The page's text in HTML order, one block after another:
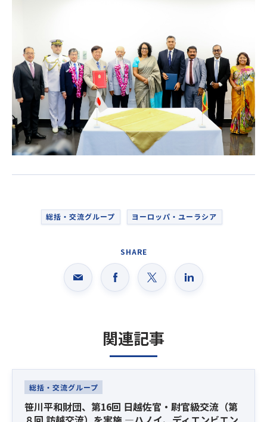
総括・交流グループ ヨーロッパ・ユーラシア
SHARE
関連記事
Latest News
総括・交流グループ
笹川平和財団、第16回 日越佐官・尉官級交流（第